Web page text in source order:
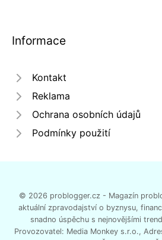
Informace
Kontakt
Reklama
Ochrana osobních údajů
Podmínky použití
© 2026 problogger.cz - Magazín
aktuální zpravodajství o byznysu,
snadno úspěchu s nejnovějšími
Provozovatel: Media Monkey s.r.o.,